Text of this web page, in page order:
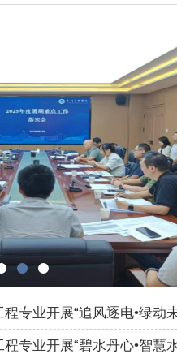
专业开展“追风逐电•绿动
专业开展“碧水丹心•智慧